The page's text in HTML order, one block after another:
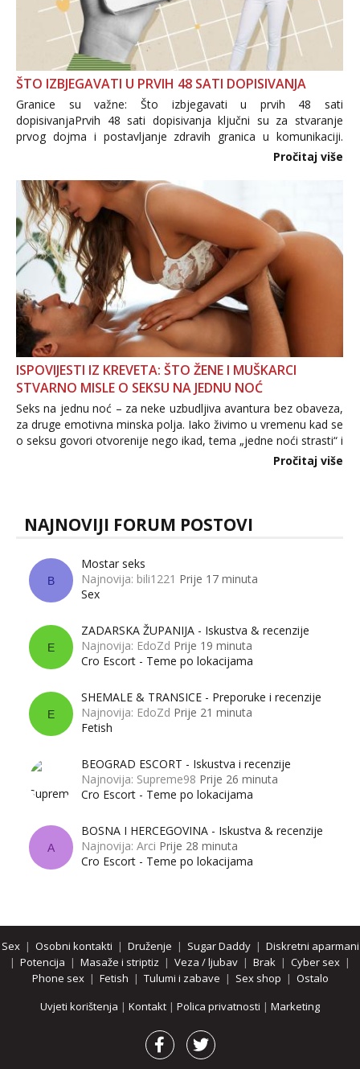
ŠTO IZBJEGAVATI U PRVIH 48 SATI DOPISIVANJA
Granice su važne: Što izbjegavati u prvih 48 sati
dopisivanjaPrvih 48 sati dopisivanja ključni su za stvaranje
prvog dojma i postavljanje zdravih granica u komunikaciji.
Važno je izbjeći prebrzo otkrivanje osobnih ili intimnih
informacija, jer nepoznata osoba još nije zaslužila to
povjerenje. Takođe...
Pročitaj više
ISPOVIJESTI IZ KREVETA: ŠTO ŽENE I MUŠKARCI
STVARNO MISLE O SEKSU NA JEDNU NOĆ
Seks na jednu noć – za neke uzbudljiva avantura bez obaveza,
za druge emotivna minska polja. Iako živimo u vremenu kad se
o seksu govori otvorenije nego ikad, tema „jedne noći strasti“ i
dalje izaziva burne rasprave. Što zapravo misle žene, a što
Pročitaj više
NAJNOVIJI FORUM POSTOVI
B
Mostar seks
Najnovija: bili1221 Prije 17 minuta
Sex
E
ZADARSKA ŽUPANIJA - Iskustva & recenzije
Najnovija: EdoZd Prije 19 minuta
Cro Escort - Teme po lokacijama
E
SHEMALE & TRANSICE - Preporuke i recenzije
Najnovija: EdoZd Prije 21 minuta
Fetish
BEOGRAD ESCORT - Iskustva i recenzije
Najnovija: Supreme98 Prije 26 minuta
Cro Escort - Teme po lokacijama
A
BOSNA I HERCEGOVINA - Iskustva & recenzije
Najnovija: Arci Prije 28 minuta
Cro Escort - Teme po lokacijama
Sex| Osobni kontakti | Druženje | Sugar Daddy| Diskretni aparmani
| Potencija | Masaže i striptiz | Veza / ljubav | Brak | Cyber sex |
Phone sex| Fetish | Tulumi i zabave | Sex shop | Ostalo
Uvjeti korištenja | Kontakt | Polica privatnosti | Marketing